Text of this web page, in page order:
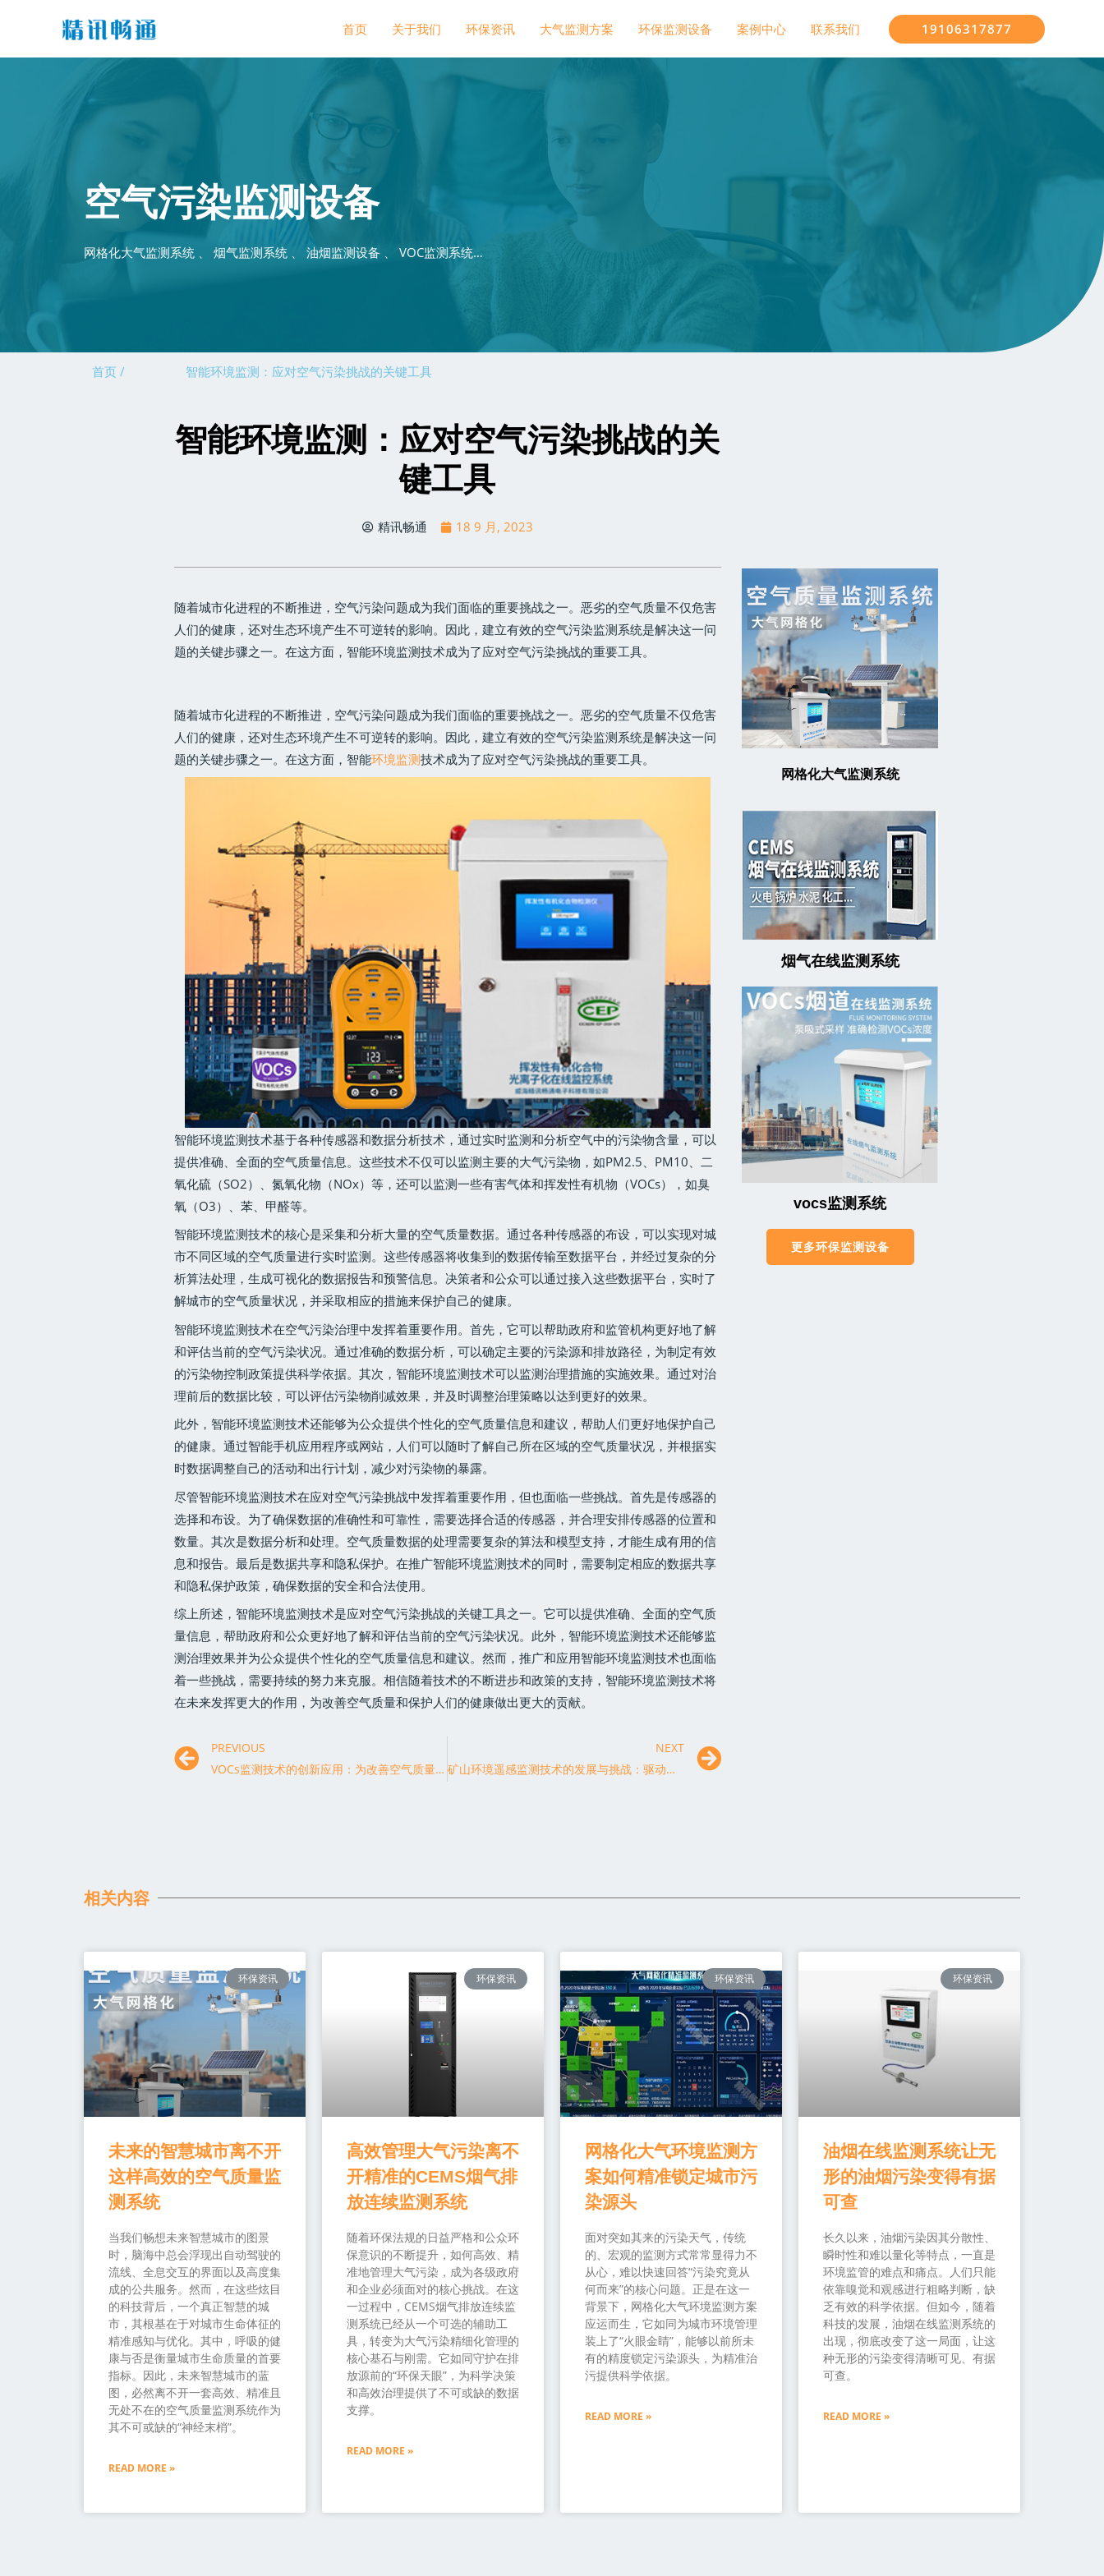
首页 关于我们 环保资讯 大气监测方案 环保监测设备 案例中心 联系我们 19106317877
空气污染监测设备
网格化大气监测系统 、 烟气监测系统 、 油烟监测设备 、 VOC监测系统…
首页 / 智能环境监测：应对空气污染挑战的关键工具
智能环境监测：应对空气污染挑战的关
键工具
精讯畅通 18 9 月, 2023
随着城市化进程的不断推进，空气污染问题成为我们面临的重要挑战之一。恶劣的空气质量不仅危害
人们的健康，还对生态环境产生不可逆转的影响。因此，建立有效的空气污染监测系统是解决这一问
题的关键步骤之一。在这方面，智能环境监测技术成为了应对空气污染挑战的重要工具。
随着城市化进程的不断推进，空气污染问题成为我们面临的重要挑战之一。恶劣的空气质量不仅危害
人们的健康，还对生态环境产生不可逆转的影响。因此，建立有效的空气污染监测系统是解决这一问
题的关键步骤之一。在这方面，智能环境监测技术成为了应对空气污染挑战的重要工具。
智能环境监测技术基于各种传感器和数据分析技术，通过实时监测和分析空气中的污染物含量，可以
提供准确、全面的空气质量信息。这些技术不仅可以监测主要的大气污染物，如PM2.5、PM10、二
氧化硫（SO2）、氮氧化物（NOx）等，还可以监测一些有害气体和挥发性有机物（VOCs），如臭
氧（O3）、苯、甲醛等。
智能环境监测技术的核心是采集和分析大量的空气质量数据。通过各种传感器的布设，可以实现对城
市不同区域的空气质量进行实时监测。这些传感器将收集到的数据传输至数据平台，并经过复杂的分
析算法处理，生成可视化的数据报告和预警信息。决策者和公众可以通过接入这些数据平台，实时了
解城市的空气质量状况，并采取相应的措施来保护自己的健康。
智能环境监测技术在空气污染治理中发挥着重要作用。首先，它可以帮助政府和监管机构更好地了解
和评估当前的空气污染状况。通过准确的数据分析，可以确定主要的污染源和排放路径，为制定有效
的污染物控制政策提供科学依据。其次，智能环境监测技术可以监测治理措施的实施效果。通过对治
理前后的数据比较，可以评估污染物削减效果，并及时调整治理策略以达到更好的效果。
此外，智能环境监测技术还能够为公众提供个性化的空气质量信息和建议，帮助人们更好地保护自己
的健康。通过智能手机应用程序或网站，人们可以随时了解自己所在区域的空气质量状况，并根据实
时数据调整自己的活动和出行计划，减少对污染物的暴露。
尽管智能环境监测技术在应对空气污染挑战中发挥着重要作用，但也面临一些挑战。首先是传感器的
选择和布设。为了确保数据的准确性和可靠性，需要选择合适的传感器，并合理安排传感器的位置和
数量。其次是数据分析和处理。空气质量数据的处理需要复杂的算法和模型支持，才能生成有用的信
息和报告。最后是数据共享和隐私保护。在推广智能环境监测技术的同时，需要制定相应的数据共享
和隐私保护政策，确保数据的安全和合法使用。
综上所述，智能环境监测技术是应对空气污染挑战的关键工具之一。它可以提供准确、全面的空气质
量信息，帮助政府和公众更好地了解和评估当前的空气污染状况。此外，智能环境监测技术还能够监
测治理效果并为公众提供个性化的空气质量信息和建议。然而，推广和应用智能环境监测技术也面临
着一些挑战，需要持续的努力来克服。相信随着技术的不断进步和政策的支持，智能环境监测技术将
在未来发挥更大的作用，为改善空气质量和保护人们的健康做出更大的贡献。
PREVIOUS
VOCs监测技术的创新应用：为改善空气质量贡献力量
NEXT
矿山环境遥感监测技术的发展与挑战：驱动矿山可持续发展新动力
网格化大气监测系统
烟气在线监测系统
vocs监测系统
更多环保监测设备
相关内容
环保资讯
未来的智慧城市离不开
这样高效的空气质量监
测系统
当我们畅想未来智慧城市的图景
时，脑海中总会浮现出自动驾驶的
流线、全息交互的界面以及高度集
成的公共服务。然而，在这些炫目
的科技背后，一个真正智慧的城
市，其根基在于对城市生命体征的
精准感知与优化。其中，呼吸的健
康与否是衡量城市生命质量的首要
指标。因此，未来智慧城市的蓝
图，必然离不开一套高效、精准且
无处不在的空气质量监测系统作为
其不可或缺的“神经末梢”。
READ MORE »
环保资讯
高效管理大气污染离不
开精准的CEMS烟气排
放连续监测系统
随着环保法规的日益严格和公众环
保意识的不断提升，如何高效、精
准地管理大气污染，成为各级政府
和企业必须面对的核心挑战。在这
一过程中，CEMS烟气排放连续监
测系统已经从一个可选的辅助工
具，转变为大气污染精细化管理的
核心基石与刚需。它如同守护在排
放源前的“环保天眼”，为科学决策
和高效治理提供了不可或缺的数据
支撑。
READ MORE »
环保资讯
网格化大气环境监测方
案如何精准锁定城市污
染源头
面对突如其来的污染天气，传统
的、宏观的监测方式常常显得力不
从心，难以快速回答“污染究竟从
何而来”的核心问题。正是在这一
背景下，网格化大气环境监测方案
应运而生，它如同为城市环境管理
装上了“火眼金睛”，能够以前所未
有的精度锁定污染源头，为精准治
污提供科学依据。
READ MORE »
环保资讯
油烟在线监测系统让无
形的油烟污染变得有据
可查
长久以来，油烟污染因其分散性、
瞬时性和难以量化等特点，一直是
环境监管的难点和痛点。人们只能
依靠嗅觉和观感进行粗略判断，缺
乏有效的科学依据。但如今，随着
科技的发展，油烟在线监测系统的
出现，彻底改变了这一局面，让这
种无形的污染变得清晰可见、有据
可查。
READ MORE »